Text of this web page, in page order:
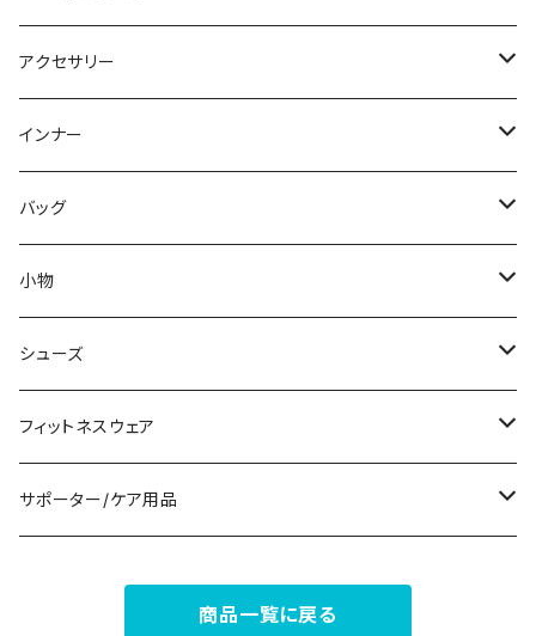
パーカー
スウェット/トレーナー
その他
その他
オールインワン
ワンピース
ラッシュガード
その他
ミディアム/ミモレ
ロング/マキシ
袖付き
ノースリーブ
パンツドレス
ナイトドレス
その他
パンツスーツ
スカートスーツ
その他
アクセサリー
ネックレス
ブレスレット
ピアス
コサージュ
リング
その他
インナー
ブラ/ブラトップ/ベアトップ
ショーツ
タンクトップ/キャミソール
半袖/5分
7分/長袖
バッグ
サブバッグ
クラッチバッグ
トートバッグ
ショルダーバッグ
小物
マフラー/スカーフ/ストール
財布
アクセサリーケース
シューズ
スニーカー
ブーツ
フィットネスウェア
セット販売
サポーター/ケア用品
商品一覧に戻る